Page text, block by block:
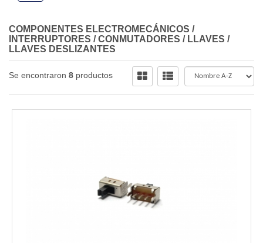
COMPONENTES ELECTROMECÁNICOS /
INTERRUPTORES / CONMUTADORES / LLAVES /
LLAVES DESLIZANTES
Se encontraron 8 productos